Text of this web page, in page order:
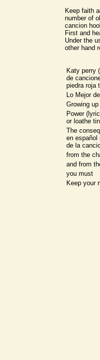
Keep faith
number of
cancion
First and
Under the
other hand
Katy perry
de
piedra roja
Lo Mejor
Growing
Power
or loathe
The
en español
de la
from the
and from
you must
Keep your